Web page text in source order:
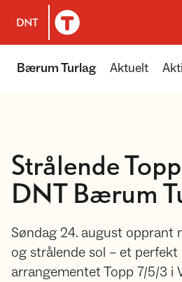
Til DNT.no forside
Bærum Turlag Aktuelt
Strålende
DNT Bærum
Søndag 24. august opprant
og strålende sol – et
arrangementet Topp 7/5/3 i